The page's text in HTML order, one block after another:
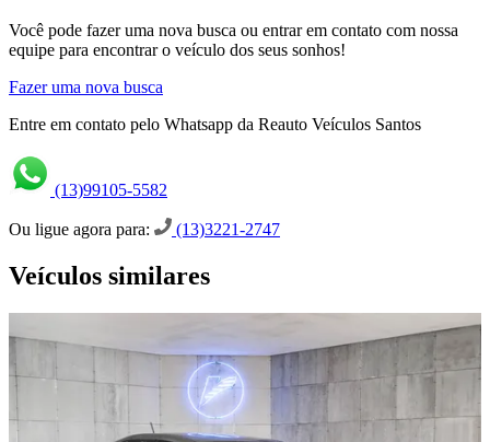
Você pode fazer uma nova busca ou entrar em contato com nossa
equipe para encontrar o veículo dos seus sonhos!
Fazer uma nova busca
Entre em contato pelo Whatsapp da Reauto Veículos Santos
(13)99105-5582
Ou ligue agora para: (13)3221-2747
Veículos similares